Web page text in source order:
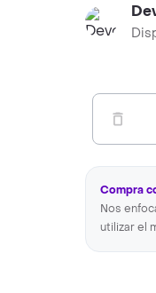
Compra
Nos
utilizar el